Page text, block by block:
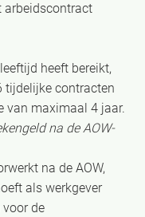
arbeidscontract
heeft bereikt,
tijdelijke contracten
van maximaal 4 jaar.
na de AOW-
na de AOW,
als werkgever
voor de